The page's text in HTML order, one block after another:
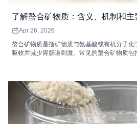
了解螯合矿物质：含义、机制和主
Apr 26, 2026
螯合矿物质是指矿物质与氨基酸或有机分子
吸收并减少胃肠道刺激。常见的螯合矿物质
提高矿物质的利用率，并改善整体健康状况。